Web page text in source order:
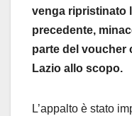
venga ripristinato
precedente,
parte del voucher
Lazio allo scopo.
L’appalto è stato